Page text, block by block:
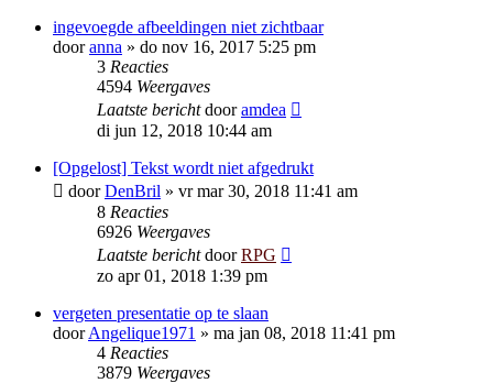
ingevoegde afbeeldingen niet zichtbaar
dooranna » do nov 16, 2017 5:25 pm
3 Reacties
4594 Weergaves
Laatste berichtdooramdea
di jun 12, 2018 10:44 am
[Opgelost] Tekst wordt niet afgedrukt
doorDenBril » vr mar 30, 2018 11:41 am
8 Reacties
6926 Weergaves
Laatste berichtdoorRPG
zo apr 01, 2018 1:39 pm
vergeten presentatie op te slaan
doorAngelique1971 » ma jan 08, 2018 11:41 pm
4 Reacties
3879 Weergaves